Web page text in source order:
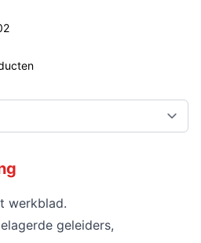
werkblad.
geleiders,